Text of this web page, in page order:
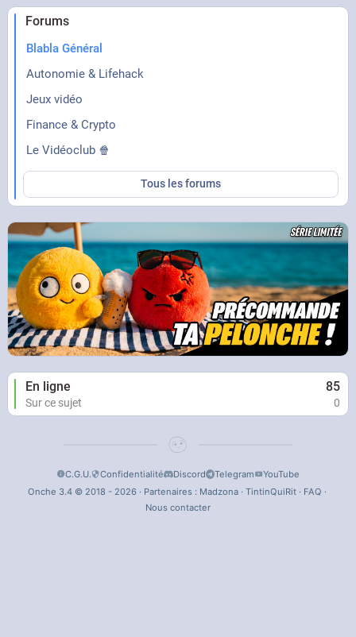
Forums
Blabla Général
Autonomie & Lifehack
Jeux vidéo
Finance & Crypto
Le Vidéoclub 🍿
Tous les forums
En ligne 85
Sur ce sujet 0
C.G.U. Confidentialité Discord Telegram
YouTube
Onche 3.4 © 2018 - 2026 · Partenaires : Madzona· TintinQuiRit· FAQ ·
Nous contacter